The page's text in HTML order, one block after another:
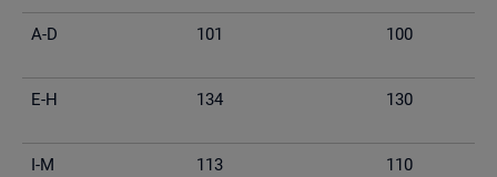
A-D 101 100
E-H 134 130
I-M 113 110